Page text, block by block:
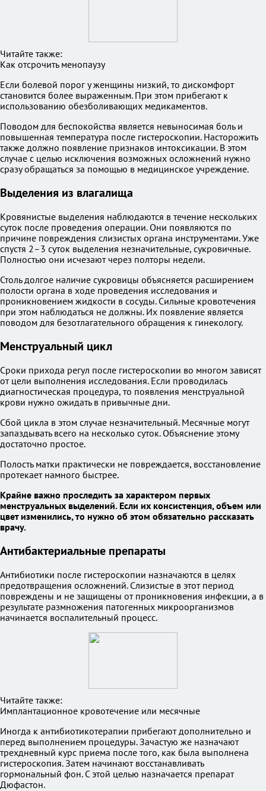
Читайте также:
Как отсрочить менопаузу
Если болевой порог у женщины низкий, то дискомфорт
становится более выраженным. При этом прибегают к
использованию обезболивающих медикаментов.
Поводом для беспокойства является невыносимая боль и
повышенная температура после гистероскопии. Насторожить
также должно появление признаков интоксикации. В этом
случае с целью исключения возможных осложнений нужно
сразу обращаться за помощью в медицинское учреждение.
Выделения из влагалища
Кровянистые выделения наблюдаются в течение нескольких
суток после проведения операции. Они появляются по
причине повреждения слизистых органа инструментами. Уже
спустя 2–3 суток выделения незначительные, сукровичные.
Полностью они исчезают через полторы недели.
Столь долгое наличие сукровицы объясняется расширением
полости органа в ходе проведения исследования и
проникновением жидкости в сосуды. Сильные кровотечения
при этом наблюдаться не должны. Их появление является
поводом для безотлагательного обращения к гинекологу.
Менструальный цикл
Сроки прихода регул после гистероскопии во многом зависят
от цели выполнения исследования. Если проводилась
диагностическая процедура, то появления менструальной
крови нужно ожидать в привычные дни.
Сбой цикла в этом случае незначительный. Месячные могут
запаздывать всего на несколько суток. Объяснение этому
достаточно простое.
Полость матки практически не повреждается, восстановление
протекает намного быстрее.
Крайне важно проследить за характером первых
менструальных выделений. Если их консистенция, объем или
цвет изменились, то нужно об этом обязательно рассказать
врачу.
Антибактериальные препараты
Антибиотики после гистероскопии назначаются в целях
предотвращения осложнений. Слизистые в этот период
повреждены и не защищены от проникновения инфекции, а в
результате размножения патогенных микроорганизмов
начинается воспалительный процесс.
Читайте также:
Имплантационное кровотечение или месячные
Иногда к антибиотикотерапии прибегают дополнительно и
перед выполнением процедуры. Зачастую же назначают
трехдневный курс приема после того, как была выполнена
гистероскопия. Затем начинают восстанавливать
гормональный фон. С этой целью назначается препарат
Дюфастон.